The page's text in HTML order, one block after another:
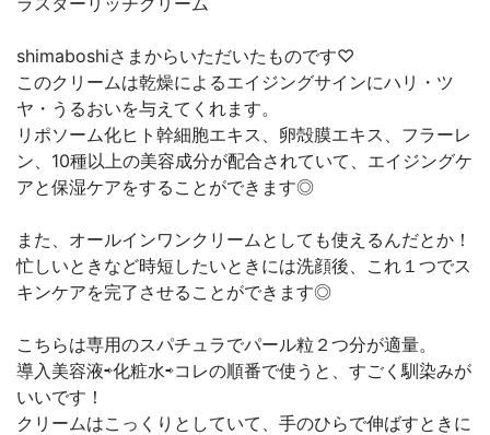
shimaboshiさまからいただいたものです♡
このクリームは乾燥によるエイジングサインにハリ・ツ
ヤ・うるおいを与えてくれます。
リポソーム化ヒト幹細胞エキス、卵殻膜エキス、フラーレ
ン、10種以上の美容成分が配合されていて、エイジングケ
アと保湿ケアをすることができます◎
また、オールインワンクリームとしても使えるんだとか！
忙しいときなど時短したいときには洗顔後、これ１つでス
キンケアを完了させることができます◎
こちらは専用のスパチュラでパール粒２つ分が適量。
導入美容液⇨化粧水⇨コレの順番で使うと、すごく馴染みが
いいです！
クリームはこっくりとしていて、手のひらで伸ばすときに